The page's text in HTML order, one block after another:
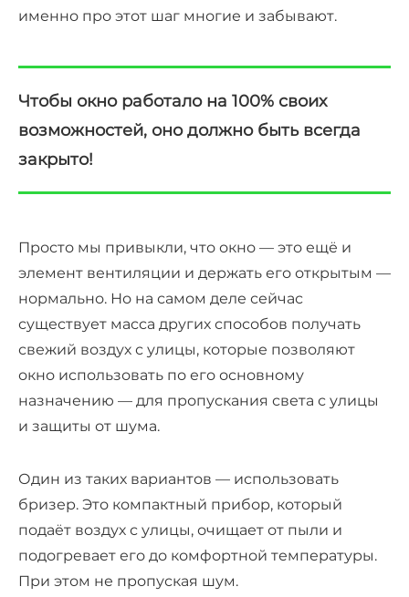
именно про этот шаг многие и забывают.
Чтобы окно работало на 100% своих
возможностей, оно должно быть всегда
закрыто!
Просто мы привыкли, что окно — это ещё и
элемент вентиляции и держать его открытым —
нормально. Но на самом деле сейчас
существует масса других способов получать
свежий воздух с улицы, которые позволяют
окно использовать по его основному
назначению — для пропускания света с улицы
и защиты от шума.
Один из таких вариантов — использовать
бризер. Это компактный прибор, который
подаёт воздух с улицы, очищает от пыли и
подогревает его до комфортной температуры.
При этом не пропуская шум.